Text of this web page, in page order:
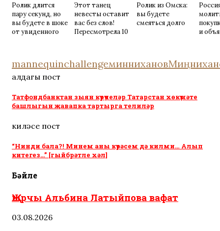
Ролик длится
пару секунд, но
вы будете в шоке
от увиденного
Этот танец
невесты оставит
вас без слов!
Пересмотрела 10
Ролик из Омска:
вы будете
смеяться долго
и
mannequinchallengeминниханов
алдагы пост
Татфондбанктан зыян күрүчеләр Татарстан хөкүмәте
башлыгын җавапка тартырга телиләр
киләсе пост
“Нинди бала?! Минем аны күрәсем дә килми… Алып
китегез…” [гыйбрәтле хәл]
Бәйле
Җырчы Альбина Латыйпова вафат
03.08.2026